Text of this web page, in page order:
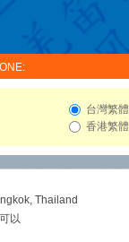
台灣繁體
香港繁體
Thailand
以